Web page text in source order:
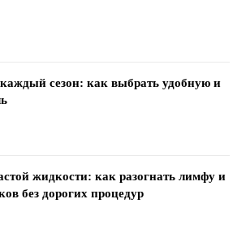
сезон: как выбрать удобную и
жидкости: как разогнать лимфу и
без дорогих процедур